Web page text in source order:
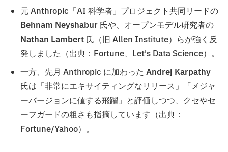
元 Anthropic「AI 科学者」プロジェクト共同リードの
Behnam Neyshabur 氏や、オープンモデル研究者の
Nathan Lambert 氏（旧 Allen Institute）らが強く反
発しました（出典：Fortune、Let's Data Science）。
一方、先月 Anthropic に加わった Andrej Karpathy
氏は「非常にエキサイティングなリリース」「メジャ
ーバージョンに値する飛躍」と評価しつつ、クセやセ
ーフガードの粗さも指摘しています（出典：
Fortune/Yahoo）。